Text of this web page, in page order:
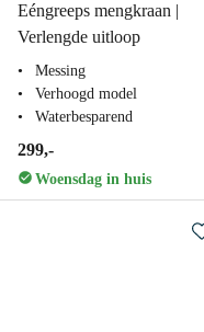
Eéngreeps mengkraan |
Verlengde uitloop
Messing
Verhoogd model
Waterbesparend
299,-
Woensdag in huis